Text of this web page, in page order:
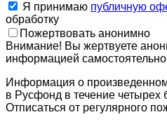
Я принимаю публичную
обработку
Пожертвовать анонимно
Внимание! Вы жертвуете
информацией
Информация о
в Русфонд в течение четырех
Отписаться от регулярного